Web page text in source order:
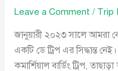
Leave a Comment / Trip
জানুয়ারী ২০২৩ সালে আমরা
একটি ডে ট্রিপ এর সিদ্ধান্ত
কমার্শিয়াল বার্ডিং ট্রিপ,